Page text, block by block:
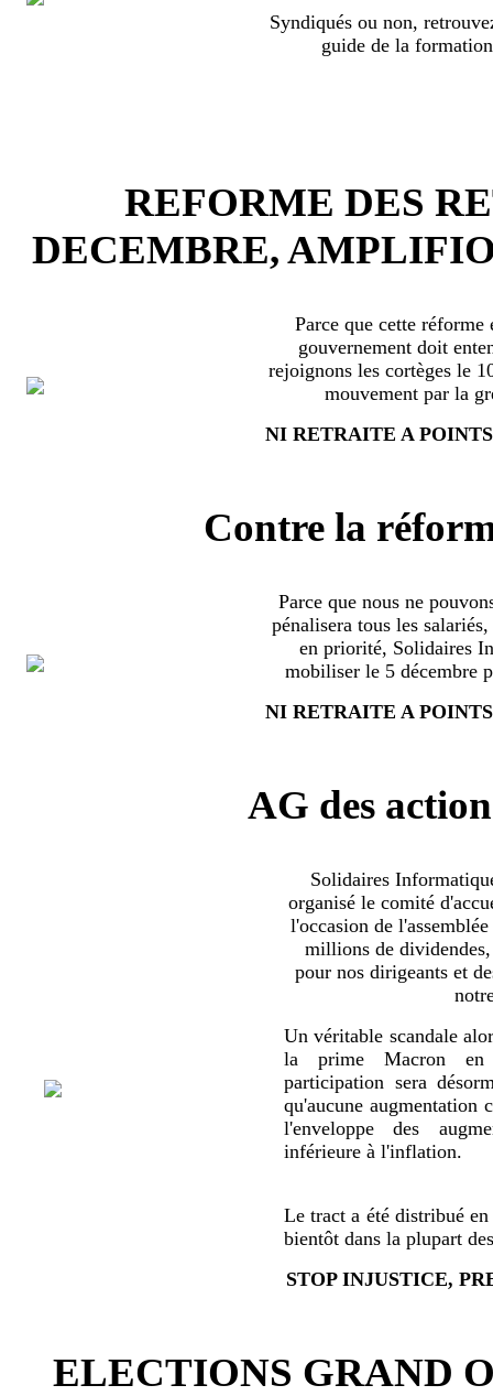
Syndiqués ou non,
guide de la
REFORME DES
DECEMBRE,
Parce que cette
gouvernement doit
rejoignons les cortèges le
mouvement par la
NI RETRAITE A
Contre la
Parce que nous ne
pénalisera tous les
en priorité, Solidaires
mobiliser le 5 décembre
NI RETRAITE A
AG des
Solidaires
organisé le comité
l'occasion de
millions de
pour nos dirigeants et
Un véritable scandale
la prime Macron
participation sera
qu'aucune augmentation
l'enveloppe des
inférieure à l'inflation.
Le tract a été distribué en
bientôt dans la plupart
STOP INJUSTICE,
ELECTIONS GRAND